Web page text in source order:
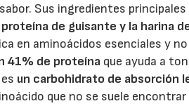
Sus ingredientes
proteína de guisante y la harina
en aminoácidos esenciales y
41% de proteína que ayuda a
un carbohidrato de absorción
que no se suele